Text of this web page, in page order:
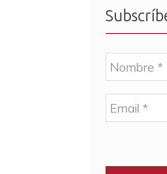
N
o
m
b
r
E
m
l